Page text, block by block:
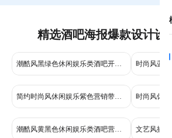
精选酒吧海报爆款设计设
潮酷风黑绿色休闲娱乐类酒吧开业营销手机全屏海报
简约时尚风休闲娱乐紫色营销带货酒吧营销手机全屏海报
潮酷风黄黑色休闲娱乐类酒吧营销全屏手机海报